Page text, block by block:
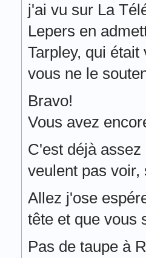
j'ai vu sur La
Lepers en
Tarpley, qui
vous ne le
Bravo!
Vous avez
C'est déjà
veulent pas voir,
Allez j'ose
tête et que vous
Pas de taupe à